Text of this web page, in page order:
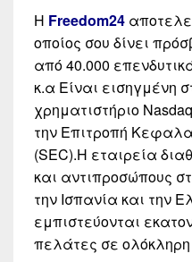
Η Freedom24
οποίος σου δίνει
από 40.000
κ.α Είναι εισηγμένη
χρηματιστήριο
την Επιτροπή
(SEC).Η εταιρεία
και αντιπροσώπους
την Ισπανία και την
εμπιστεύονται
πελάτες σε